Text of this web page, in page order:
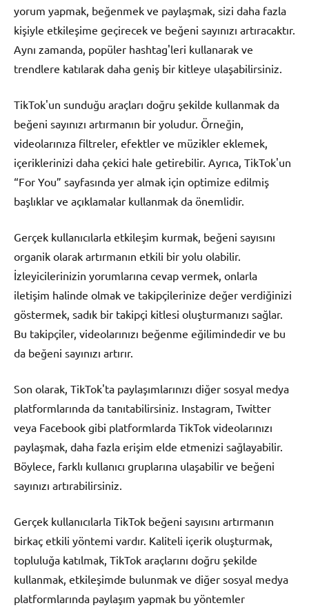
yorum yapmak, beğenmek ve paylaşmak, sizi daha fazla
kişiyle etkileşime geçirecek ve beğeni sayınızı artıracaktır.
Aynı zamanda, popüler hashtag'leri kullanarak ve
trendlere katılarak daha geniş bir kitleye ulaşabilirsiniz.
TikTok'un sunduğu araçları doğru şekilde kullanmak da
beğeni sayınızı artırmanın bir yoludur. Örneğin,
videolarınıza filtreler, efektler ve müzikler eklemek,
içeriklerinizi daha çekici hale getirebilir. Ayrıca, TikTok'un
“For You” sayfasında yer almak için optimize edilmiş
başlıklar ve açıklamalar kullanmak da önemlidir.
Gerçek kullanıcılarla etkileşim kurmak, beğeni sayısını
organik olarak artırmanın etkili bir yolu olabilir.
İzleyicilerinizin yorumlarına cevap vermek, onlarla
iletişim halinde olmak ve takipçilerinize değer verdiğinizi
göstermek, sadık bir takipçi kitlesi oluşturmanızı sağlar.
Bu takipçiler, videolarınızı beğenme eğilimindedir ve bu
da beğeni sayınızı artırır.
Son olarak, TikTok'ta paylaşımlarınızı diğer sosyal medya
platformlarında da tanıtabilirsiniz. Instagram, Twitter
veya Facebook gibi platformlarda TikTok videolarınızı
paylaşmak, daha fazla erişim elde etmenizi sağlayabilir.
Böylece, farklı kullanıcı gruplarına ulaşabilir ve beğeni
sayınızı artırabilirsiniz.
Gerçek kullanıcılarla TikTok beğeni sayısını artırmanın
birkaç etkili yöntemi vardır. Kaliteli içerik oluşturmak,
topluluğa katılmak, TikTok araçlarını doğru şekilde
kullanmak, etkileşimde bulunmak ve diğer sosyal medya
platformlarında paylaşım yapmak bu yöntemler